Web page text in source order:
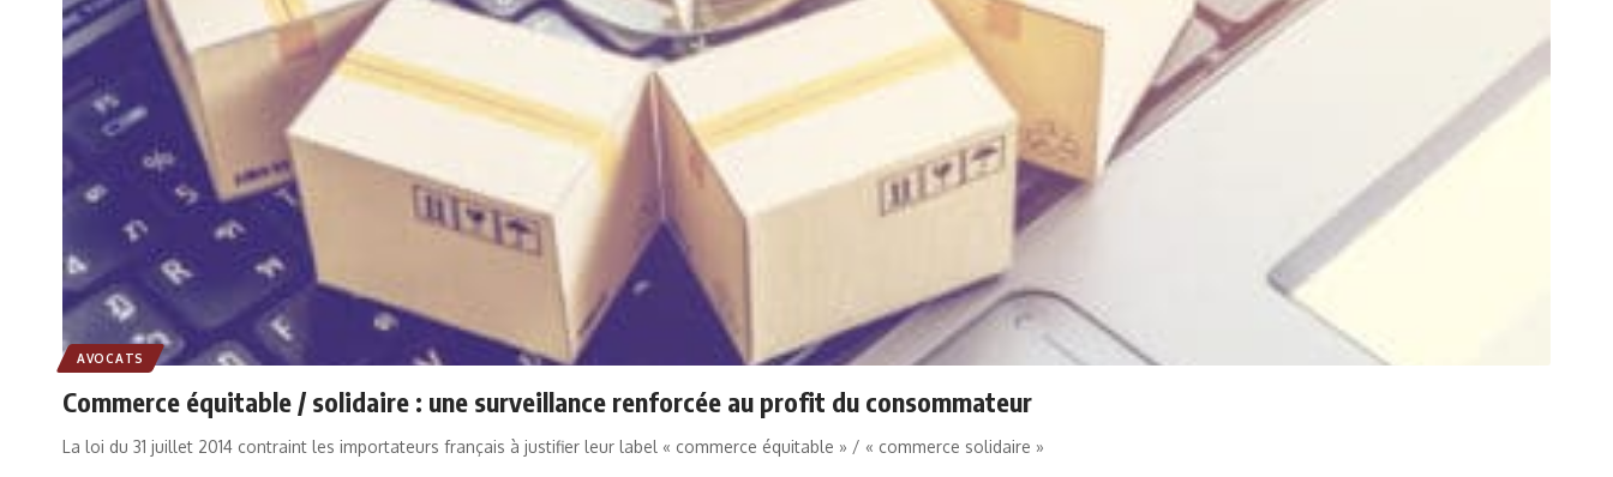
AVOCATS
Commerce équitable / solidaire : une surveillance renforcée au profit du consommateur
La loi du 31 juillet 2014 contraint les importateurs français à justifier leur label « commerce équitable » / « commerce solidaire »